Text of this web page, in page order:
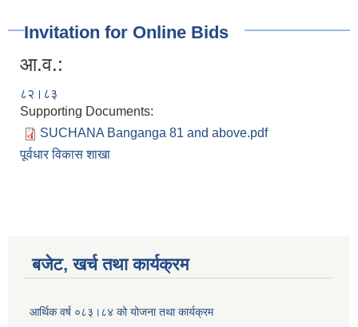
Invitation for Online Bids
आ.व.:
८२।८३
Supporting Documents:
SUCHANA Banganga 81 and above.pdf
पूर्वधार विकास शाखा
बजेट, खर्च तथा कार्यक्रम
आर्थिक वर्ष ०८३।८४ को योजना तथा कार्यक्रम